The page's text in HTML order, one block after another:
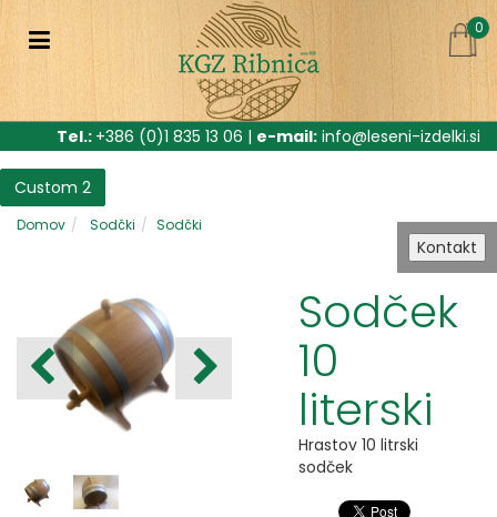
Kontakt
0
Tel.: +386 (0)1 835 13 06 | e-mail: info@leseni-izdelki.si
Custom 2
Domov Sodčki Sodčki
Sodček
10
literski
Hrastov 10 litrski
sodček